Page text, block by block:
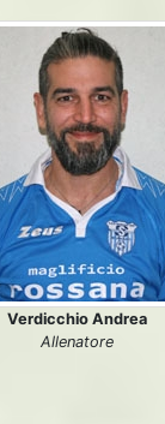
Verdicchio Andrea
Allenatore